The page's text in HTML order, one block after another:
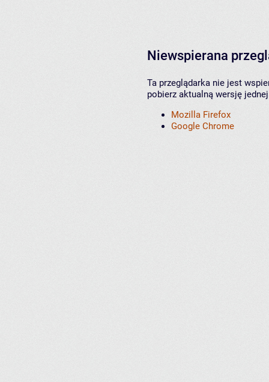
Niewspierana
Ta przeglądarka nie jest
pobierz aktualną wersję
Mozilla Firefox
Google Chrome